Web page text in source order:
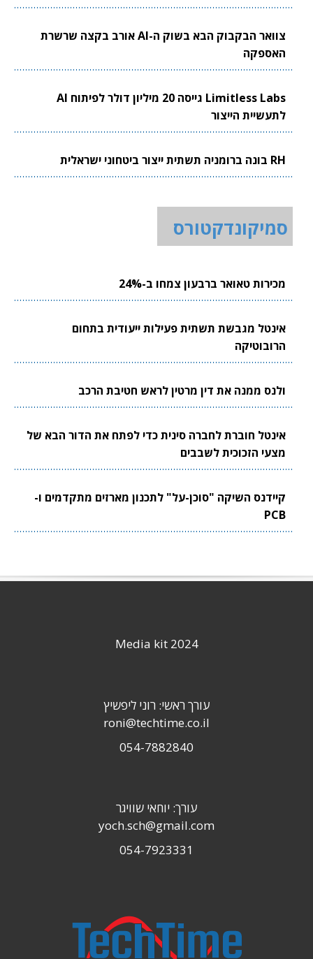
צוואר הבקבוק הבא בשוק ה-AI אורב בקצה שרשרת
האספקה
Limitless Labs גייסה 20 מיליון דולר לפיתוח AI
לתעשיית הייצור
RH בונה ברומניה תשתית ייצור ביטחוני ישראלית
סמיקונדקטורס
מכירות טאואר ברבעון צמחו ב-24%
אינטל מגבשת תשתית פעילות ייעודית בתחום
הרובוטיקה
ולנס ממנה את דין מרטין לראש חטיבת הרכב
אינטל חוברת לחברה סינית כדי לפתח את הדור הבא של
מצעי הזכוכית לשבבים
קיידנס השיקה "סוכן-על" לתכנון מארזים מתקדמים ו-
PCB
Media kit 2024
עורך ראשי: רוני ליפשיץ
roni@techtime.co.il
054-7882840
עורך: יוחאי שוויגר
yoch.sch@gmail.com
054-7923331